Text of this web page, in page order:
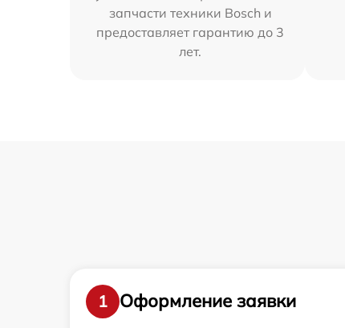
запчасти техники Bosch и
предоставляет гарантию до 3
лет.
1
Оформление заявки